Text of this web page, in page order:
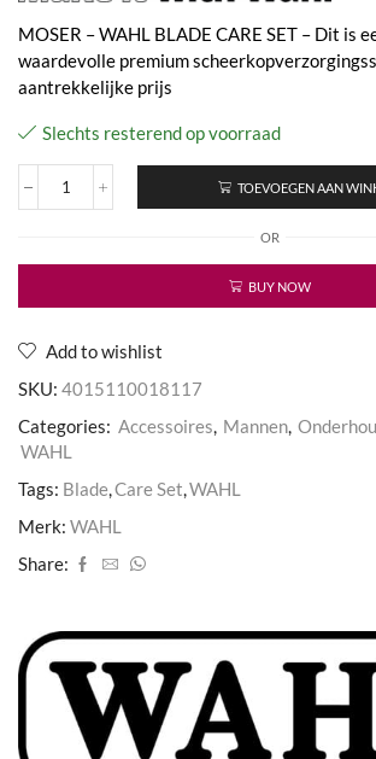
MOSER – WAHL BLADE CARE SET – Dit is
waardevolle premium
aantrekkelijke prijs
Slechts resterend op voorraad
Blade
aantal
TOEVOEGEN AAN
OR
BUY NOW
Add to wishlist
SKU: 4015110018117
Categories: Accessoires, Mannen,
WAHL
Tags: Blade,Care Set,WAHL
Merk: WAHL
Share: